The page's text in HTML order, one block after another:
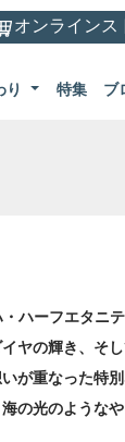
オンラインス
り 特集 ブ
・ハーフエタニ
ヤの輝き、そ
が重なった特別
の光のような